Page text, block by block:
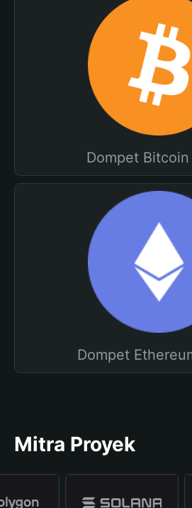
Dompet Bitcoin
Dompet
Mitra Proyek